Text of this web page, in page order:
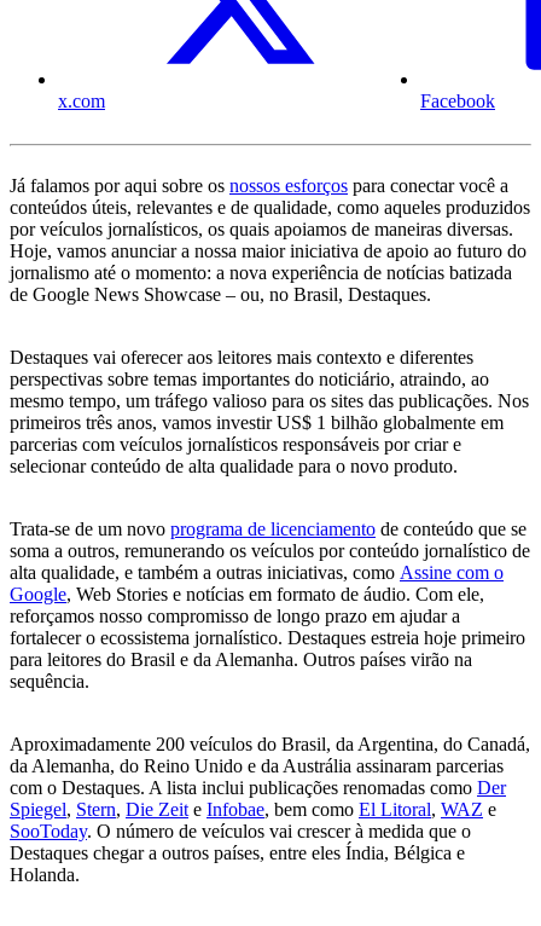
x.com Facebook
Já falamos por aqui sobre os nossos esforços para conectar você a
conteúdos úteis, relevantes e de qualidade, como aqueles produzidos
por veículos jornalísticos, os quais apoiamos de maneiras diversas.
Hoje, vamos anunciar a nossa maior iniciativa de apoio ao futuro do
jornalismo até o momento: a nova experiência de notícias batizada
de Google News Showcase – ou, no Brasil, Destaques.
Destaques vai oferecer aos leitores mais contexto e diferentes
perspectivas sobre temas importantes do noticiário, atraindo, ao
mesmo tempo, um tráfego valioso para os sites das publicações. Nos
primeiros três anos, vamos investir US$ 1 bilhão globalmente em
parcerias com veículos jornalísticos responsáveis por criar e
selecionar conteúdo de alta qualidade para o novo produto.
Trata-se de um novo programa de licenciamento de conteúdo que se
soma a outros, remunerando os veículos por conteúdo jornalístico de
alta qualidade, e também a outras iniciativas, como Assine com o
Google, Web Stories e notícias em formato de áudio. Com ele,
reforçamos nosso compromisso de longo prazo em ajudar a
fortalecer o ecossistema jornalístico. Destaques estreia hoje primeiro
para leitores do Brasil e da Alemanha. Outros países virão na
sequência.
Aproximadamente 200 veículos do Brasil, da Argentina, do Canadá,
da Alemanha, do Reino Unido e da Austrália assinaram parcerias
com o Destaques. A lista inclui publicações renomadas como Der
Spiegel, Stern, Die Zeite Infobae, bem como El Litoral, WAZ e
SooToday. O número de veículos vai crescer à medida que o
Destaques chegar a outros países, entre eles Índia, Bélgica e
Holanda.